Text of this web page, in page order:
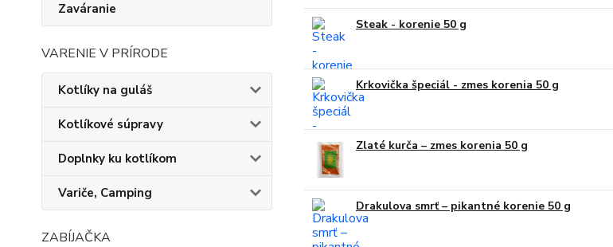
Zaváranie
VARENIE V PRÍRODE
Kotlíky na guláš
Kotlíkové súpravy
Doplnky ku kotlíkom
Variče, Camping
ZABÍJAČKA
Steak - korenie 50 g
Krkovička špeciál - zmes korenia 50 g
Zlaté kurča – zmes korenia 50 g
Drakulova smrť – pikantné korenie 50 g